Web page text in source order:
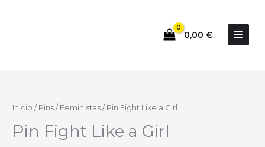
0,00 €
Inicio / Pins / Feministas / Pin Fight Like a Girl
Pin Fight Like a Girl